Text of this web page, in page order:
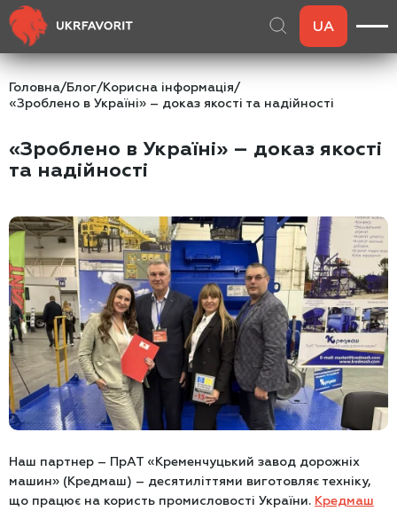
UA
Головна/Блог/Корисна інформація/
«Зроблено в Україні» – доказ якості та надійності
«Зроблено в Україні» – доказ якості
та надійності
Наш партнер – ПрАТ «Кременчуцький завод дорожніх
машин» (Кредмаш) – десятиліттями виготовляє техніку,
що працює на користь промисловості України. Кредмаш